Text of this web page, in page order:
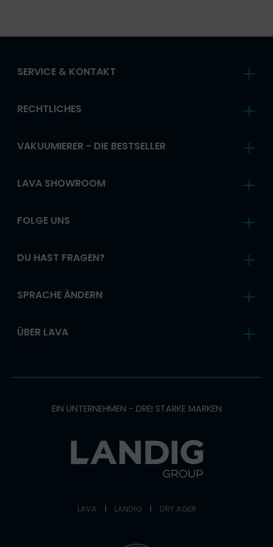
SERVICE & KONTAKT
RECHTLICHES
VAKUUMIERER - DIE BESTSELLER
LAVA SHOWROOM
FOLGE UNS
DU HAST FRAGEN?
SPRACHE ÄNDERN
ÜBER LAVA
EIN UNTERNEHMEN - DREI STARKE MARKEN
LAVA | LANDIG | DRY AGER